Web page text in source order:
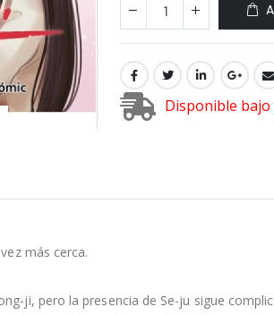
Disponible bajo
más cerca.
ji, pero la presencia de Se-ju sigue